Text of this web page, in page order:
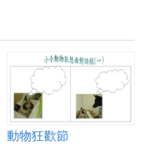
動物狂歡節